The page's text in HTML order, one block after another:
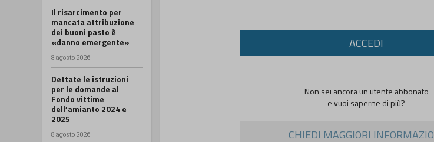
Il risarcimento per
mancata attribuzione
dei buoni pasto è
«danno emergente»
8 agosto 2026
Dettate le istruzioni
per le domande al
Fondo vittime
dell’amianto 2024 e
2025
8 agosto 2026
ACCEDI
Non sei ancora un utente abbonato
e vuoi saperne di più?
CHIEDI MAGGIORI